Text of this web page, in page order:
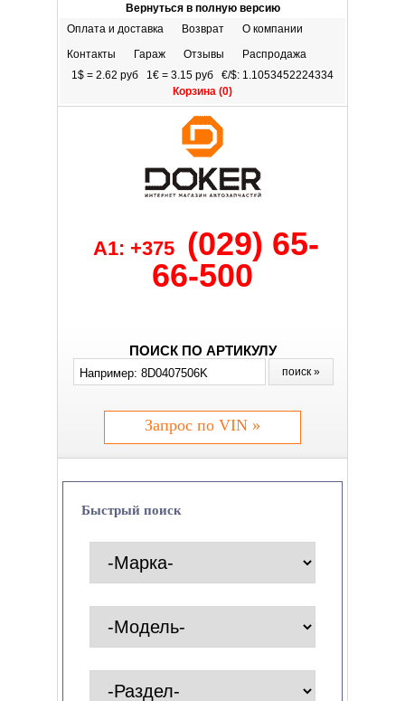
Вернуться в полную версию
Оплата и доставка
Возврат
О компании
Контакты
Гараж Отзывы
Распродажа
1$ = 2.62 руб 1€ = 3.15 руб €/$: 1.1053452224334
Корзина (0)
A1: +375
(029) 65-
66-500
ПОИСК ПО АРТИКУЛУ
поиск »
Запрос по VIN »
Быстрый поиск